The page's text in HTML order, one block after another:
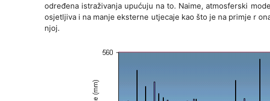
određena istraživanja upućuju na to. Naime, atmosferski
osjetljiva i na manje eksterne utjecaje kao što je na primje r
njoj.